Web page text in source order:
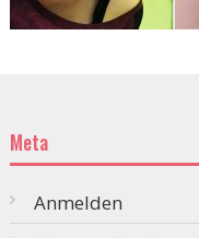
Meta
Anmelden